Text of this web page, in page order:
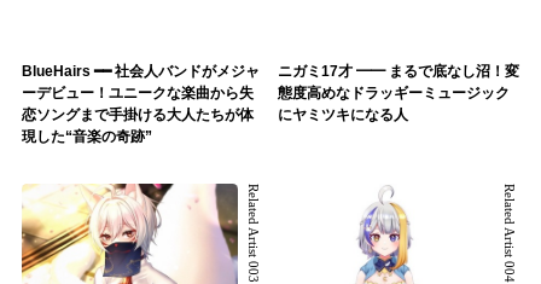
BlueHairs ━━ 社会人バンドがメジャ
ーデビュー！ユニークな楽曲から失
恋ソングまで手掛ける大人たちが体
現した“音楽の奇跡”
ニガミ17才 ━━ まるで底なし沼！変
態度高めなドラッギーミュージック
にヤミツキになる人
Related Artist 003 Related Artist 004